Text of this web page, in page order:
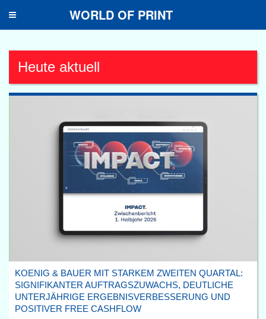
Toggle
WORLD OF PRINT
Heute aktuell
KOENIG & BAUER MIT STARKEM ZWEITEN QUARTAL:
SIGNIFIKANTER AUFTRAGSZUWACHS, DEUTLICHE
UNTERJÄHRIGE ERGEBNISVERBESSERUNG UND
POSITIVER FREE CASHFLOW